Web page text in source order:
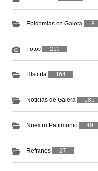
Epidemias en Galera 8
Fotos 213
Historia 164
Noticias de Galera 185
Nuestro Patrimonio 49
Refranes 27